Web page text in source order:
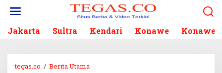
Jakarta Sultra Kendari Konawe Konawe
tegas.co / Berita Utama